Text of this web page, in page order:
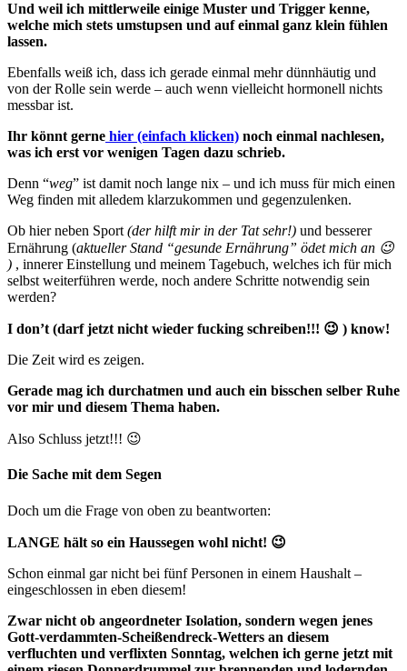
Und weil ich mittlerweile einige Muster und Trigger kenne,
welche mich stets umstupsen und auf einmal ganz klein fühlen
lassen.
Ebenfalls weiß ich, dass ich gerade einmal mehr dünnhäutig und
von der Rolle sein werde – auch wenn vielleicht hormonell nichts
messbar ist.
Ihr könnt gerne hier (einfach klicken) noch einmal nachlesen,
was ich erst vor wenigen Tagen dazu schrieb.
Denn “weg” ist damit noch lange nix – und ich muss für mich einen
Weg finden mit alledem klarzukommen und gegenzulenken.
Ob hier neben Sport (der hilft mir in der Tat sehr!) und besserer
Ernährung (aktueller Stand “gesunde Ernährung” ödet mich an 😉
) , innerer Einstellung und meinem Tagebuch, welches ich für mich
selbst weiterführen werde, noch andere Schritte notwendig sein
werden?
I don’t (darf jetzt nicht wieder fucking schreiben!!! 😉 ) know!
Die Zeit wird es zeigen.
Gerade mag ich durchatmen und auch ein bisschen selber Ruhe
vor mir und diesem Thema haben.
Also Schluss jetzt!!! 😉
Die Sache mit dem Segen
Doch um die Frage von oben zu beantworten:
LANGE hält so ein Haussegen wohl nicht! 😉
Schon einmal gar nicht bei fünf Personen in einem Haushalt –
eingeschlossen in eben diesem!
Zwar nicht ob angeordneter Isolation, sondern wegen jenes
Gott-verdammten-Scheißendreck-Wetters an diesem
verfluchten und verflixten Sonntag, welchen ich gerne jetzt mit